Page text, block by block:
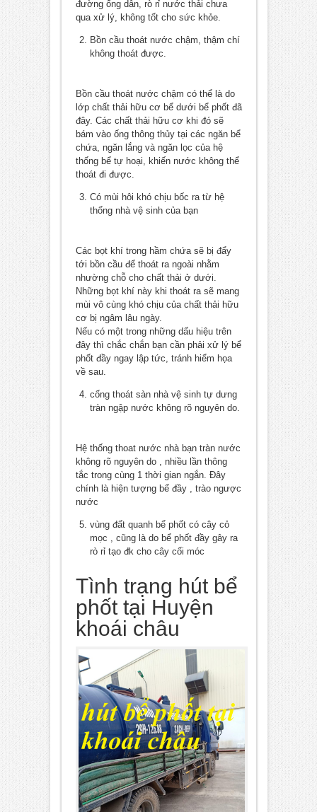
đường ống dẫn, rò rỉ nước thải chưa
qua xử lý, không tốt cho sức khỏe.
Bồn cầu thoát nước chậm, thậm chí
không thoát được.
Bồn cầu thoát nước chậm có thể là do
lớp chất thải hữu cơ bể dưới bể phốt đã
đây. Các chất thải hữu cơ khi đó sẽ
bám vào ống thông thủy tại các ngăn bể
chứa, ngăn lắng và ngăn lọc của hệ
thống bể tự hoại, khiến nước không thể
thoát đi được.
Có mùi hôi khó chịu bốc ra từ hệ
thống nhà vệ sinh của bạn
Các bọt khí trong hầm chứa sẽ bị đẩy
tới bồn cầu để thoát ra ngoài nhằm
nhường chỗ cho chất thải ở dưới.
Những bọt khí này khi thoát ra sẽ mang
mùi vô cùng khó chịu của chất thải hữu
cơ bị ngâm lâu ngày.
Nếu có một trong những dấu hiệu trên
đây thì chắc chắn bạn cần phải xử lý bể
phốt đầy ngay lập tức, tránh hiểm họa
về sau.
cống thoát sàn nhà vệ sinh tự dưng
tràn ngập nước không rõ nguyên do.
Hệ thống thoat nước nhà bạn tràn nước
không rõ nguyên do , nhiều lần thông
tắc trong cùng 1 thời gian ngắn. Đây
chính là hiện tượng bể đầy , trào ngược
nước
vùng đất quanh bể phốt có cây cỏ
mọc , cũng là do bể phốt đầy gây ra
rò rỉ tạo đk cho cây cối móc
Tình trạng hút bể
phốt tại Huyện
khoái châu